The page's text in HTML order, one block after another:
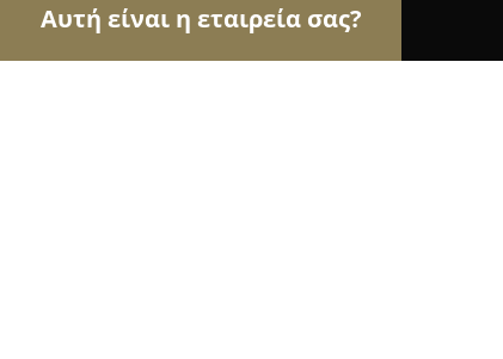
Αυτή είναι η εταιρεία σας?